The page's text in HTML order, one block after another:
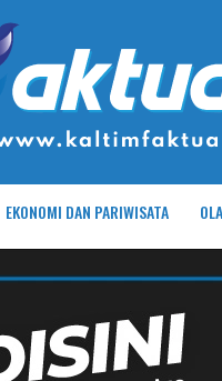
EKONOMI DAN PARIWISATA